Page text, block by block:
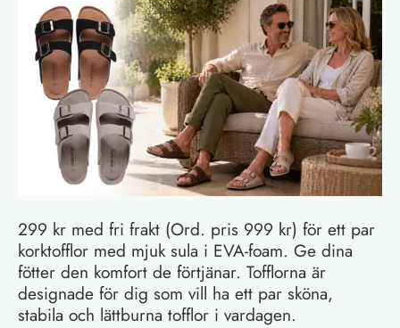
299 kr med fri frakt (Ord. pris 999 kr) för ett par
korktofflor med mjuk sula i EVA-foam. Ge dina
fötter den komfort de förtjänar. Tofflorna är
designade för dig som vill ha ett par sköna,
stabila och lättburna tofflor i vardagen.